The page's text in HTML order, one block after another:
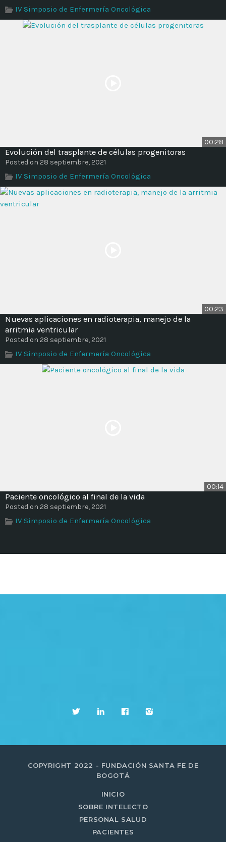
IV Simposio de Enfermería Oncológica
00:28
Evolución del trasplante de células progenitoras
Posted on 28 septiembre, 2021
IV Simposio de Enfermería Oncológica
00:23
Nuevas aplicaciones en radioterapia, manejo de la
arritmia ventricular
Posted on 28 septiembre, 2021
IV Simposio de Enfermería Oncológica
00:14
Paciente oncológico al final de la vida
Posted on 28 septiembre, 2021
IV Simposio de Enfermería Oncológica
COPYRIGHT 2022 - FUNDACIÓN SANTA FE DE
BOGOTÁ
INICIO
SOBRE INTELECTO
PERSONAL SALUD
PACIENTES